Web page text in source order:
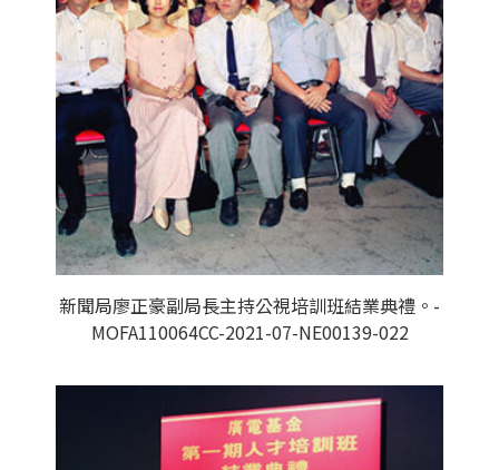
新聞局廖正豪副局長主持公視培訓班結業典禮。-
MOFA110064CC-2021-07-NE00139-022